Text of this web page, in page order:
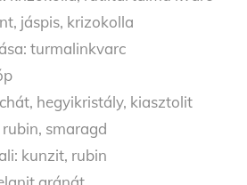
jáspis, krizokolla
turmalinkvarc
hegyikristály, kiasztolit
smaragd
kunzit, rubin